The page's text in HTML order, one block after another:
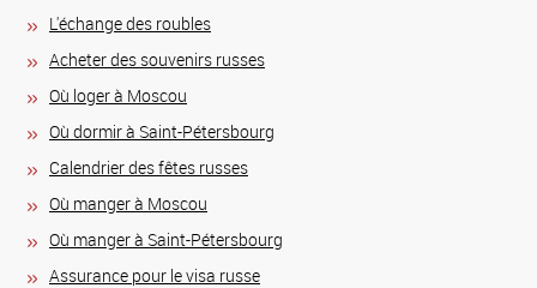
L'échange des roubles
Acheter des souvenirs russes
Où loger à Moscou
Où dormir à Saint-Pétersbourg
Calendrier des fêtes russes
Où manger à Moscou
Où manger à Saint-Pétersbourg
Assurance pour le visa russe